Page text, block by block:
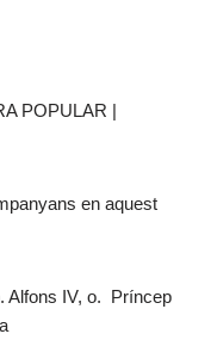
POPULAR |
en aquest
Alfons IV, o. Príncep